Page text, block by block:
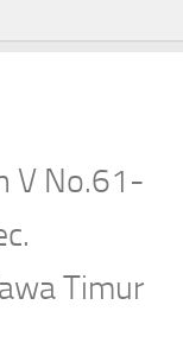
V No.61-
Timur